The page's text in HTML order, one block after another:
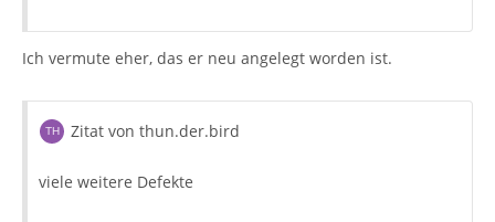
Ich vermute eher, das er neu angelegt worden ist.
Zitat von thun.der.bird
viele weitere Defekte